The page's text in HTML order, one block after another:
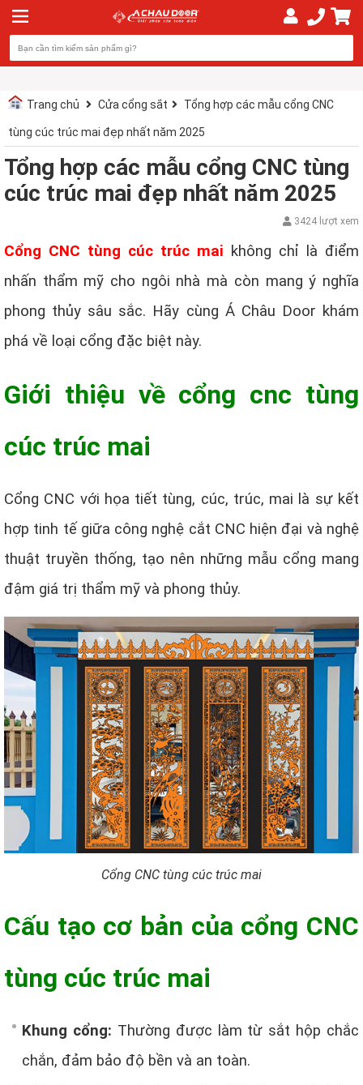
Trang chủ Cửa cổng sắt Tổng hợp các mẫu cổng CNC
tùng cúc trúc mai đẹp nhất năm 2025
Tổng hợp các mẫu cổng CNC tùng
cúc trúc mai đẹp nhất năm 2025
3424 lượt xem
Cổng CNC tùng cúc trúc mai không chỉ là điểm
nhấn thẩm mỹ cho ngôi nhà mà còn mang ý nghĩa
phong thủy sâu sắc. Hãy cùng Á Châu Door khám
phá về loại cổng đặc biệt này.
Giới thiệu về cổng cnc tùng
cúc trúc mai
Cổng CNC với họa tiết tùng, cúc, trúc, mai là sự kết
hợp tinh tế giữa công nghệ cắt CNC hiện đại và nghệ
thuật truyền thống, tạo nên những mẫu cổng mang
đậm giá trị thẩm mỹ và phong thủy.
Cổng CNC tùng cúc trúc mai
Cấu tạo cơ bản của cổng CNC
tùng cúc trúc mai
Khung cổng: Thường được làm từ sắt hộp chắc
chắn, đảm bảo độ bền và an toàn.